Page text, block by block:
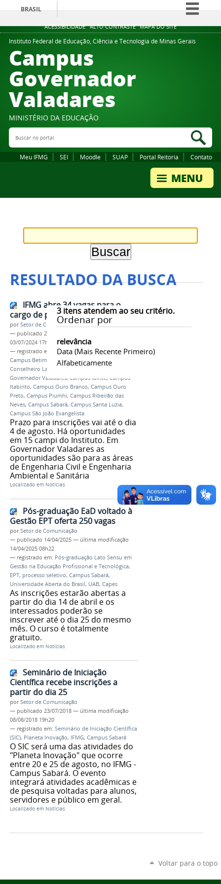
ACESSIBILIDADE ALTO CONTRASTE MAPA DO SITE
BRASIL
Simplifique!
Comunica BR
Instituto Federal de Educação, Ciência e Tecnologia de Minas Gerais
Campus
Governador
Valadares
MINISTÉRIO DA EDUCAÇÃO
Buscar no portal
Meu IFMG SEI Moodle SUAP Portal Reitoria Contato
RESULTADO DA BUSCA
3itens atendem ao seu critério.
Ordenar por
relevância
Data (mais Recente Primeiro)
Alfabeticamente
IFMG abre 34 vagas para o
cargo de professor EBTT
porSetor de Comunicação
— publicado 21/06/2024
03/07/2024 17h12
— registrado em:
Concurso,Campus Bambuí ,
Campus Betim
Campus Congonhas
Campus
Conselheiro Lafaiete
Governador Valadares, Campus Ibirité , Campus
Itabirito, Campus Ouro Branco, Campus Ouro
Preto, Campus Piumhi, Campus Ribeirão das
Neves, Campus Sabará, Campus Santa Luzia,
Campus São João Evangelista
Prazo para inscrições vai até o dia
4 de agosto. Há oportunidades
em 15 campi do Instituto. Em
Governador Valadares as
oportunidades são para as áreas
de Engenharia Civil e Engenharia
Ambiental e Sanitária
Localizado em Notícias
Pós-graduação EaD voltado à
Gestão EPT oferta 250 vagas
porSetor de Comunicação
— publicado 14/04/2025 — última modificação
14/04/2025 08h22
— registrado em: Pós-graduação Lato Sensu em
Gestão na Educação Profissional e Tecnológica,
EPT, processo seletivo, Campus Sabará,
Universidade Aberta do Brasil, UAB, Capes
As inscrições estarão abertas a
partir do dia 14 de abril e os
interessados poderão se
inscrever até o dia 25 do mesmo
mês. O curso é totalmente
gratuito.
Localizado em Notícias
Seminário de Iniciação
Científica recebe inscrições a
partir do dia 25
porSetor de Comunicação
— publicado 23/07/2018 — última modificação
08/08/2018 19h20
— registrado em: Seminário de Iniciação Científica
(SIC), Planeta Inovação, IFMG, Campus Sabará
O SIC será uma das atividades do
"Planeta Inovação" que ocorre
entre 20 e 25 de agosto, no IFMG -
Campus Sabará. O evento
integrará atividades acadêmicas e
de pesquisa voltadas para alunos,
servidores e público em geral.
Localizado em Notícias
Voltar para o topo